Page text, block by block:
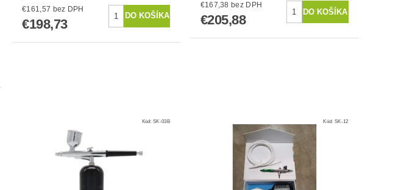
€161,57 bez DPH
€198,73
€167,38 bez DPH
€205,88
Kód:SK-03B Kód:SK-12